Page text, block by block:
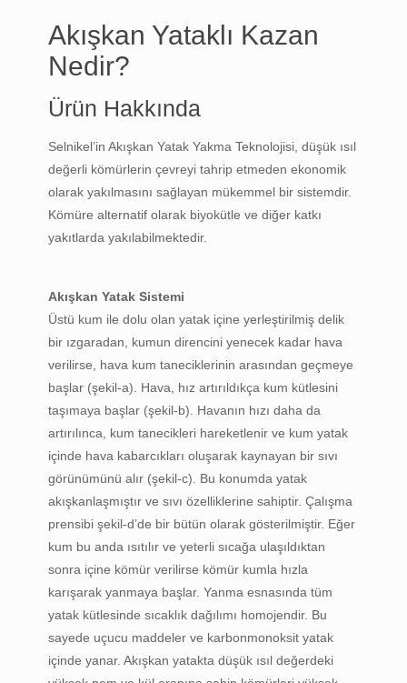
Akışkan Yataklı Kazan
Nedir?
Ürün Hakkında
Selnikel’in Akışkan Yatak Yakma Teknolojisi, düşük ısıl
değerli kömürlerin çevreyi tahrip etmeden ekonomik
olarak yakılmasını sağlayan mükemmel bir sistemdir.
Kömüre alternatif olarak biyokütle ve diğer katkı
yakıtlarda yakılabilmektedir.
Akışkan Yatak Sistemi
Üstü kum ile dolu olan yatak içine yerleştirilmiş delik
bir ızgaradan, kumun direncini yenecek kadar hava
verilirse, hava kum taneciklerinin arasından geçmeye
başlar (şekil-a). Hava, hız artırıldıkça kum kütlesini
taşımaya başlar (şekil-b). Havanın hızı daha da
artırılınca, kum tanecikleri hareketlenir ve kum yatak
içinde hava kabarcıkları oluşarak kaynayan bir sıvı
görünümünü alır (şekil-c). Bu konumda yatak
akışkanlaşmıştır ve sıvı özelliklerine sahiptir. Çalışma
prensibi şekil-d’de bir bütün olarak gösterilmiştir. Eğer
kum bu anda ısıtılır ve yeterli sıcağa ulaşıldıktan
sonra içine kömür verilirse kömür kumla hızla
karışarak yanmaya başlar. Yanma esnasında tüm
yatak kütlesinde sıcaklık dağılımı homojendir. Bu
sayede uçucu maddeler ve karbonmonoksit yatak
içinde yanar. Akışkan yatakta düşük ısıl değerdeki